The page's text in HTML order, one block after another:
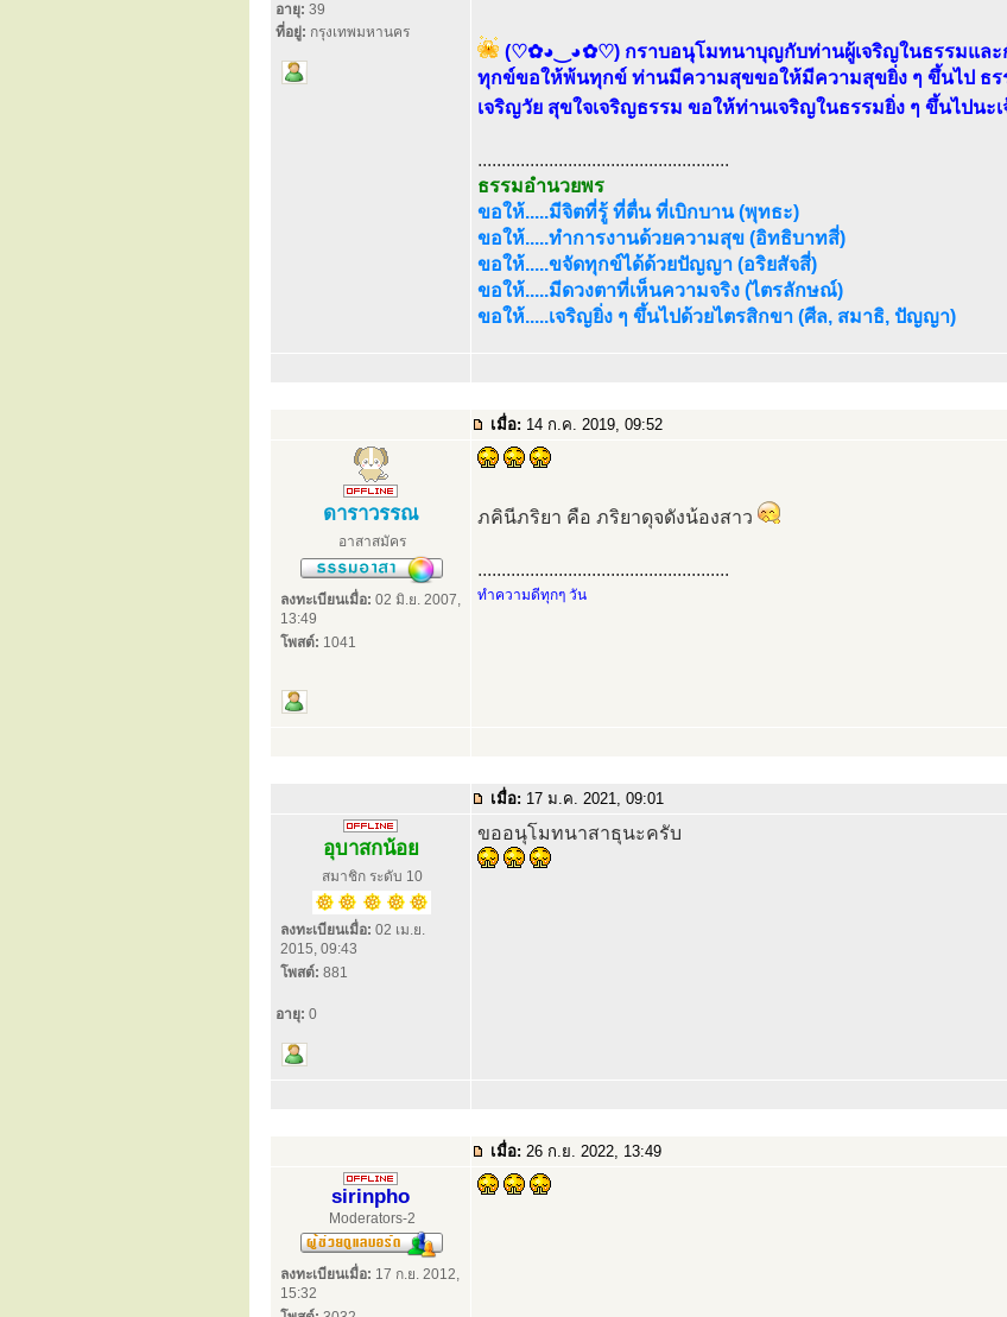
อายุ: 39
ที่อยู่: กรุงเทพมหานคร
(♡✿◕‿◕✿♡) กราบอนุโมทนาบุญกับท่านผู้เจริญในธรรมแล
ทุกข์ขอให้พ้นทุกข์ ท่านมีความสุขขอให้มีความสุขยิ่ง ๆ ขึ้นไป ธร
เจริญวัย สุขใจเจริญธรรม ขอให้ท่านเจริญในธรรมยิ่ง ๆ ขึ้นไปน
.....................................................
ธรรมอำนวยพร
ขอให้.....มีจิตที่รู้ ที่ตื่น ที่เบิกบาน (พุทธะ)
ขอให้.....ทำการงานด้วยความสุข (อิทธิบาทสี่)
ขอให้.....ขจัดทุกข์ได้ด้วยปัญญา (อริยสัจสี่)
ขอให้.....มีดวงตาที่เห็นความจริง (ไตรลักษณ์)
ขอให้.....เจริญยิ่ง ๆ ขึ้นไปด้วยไตรสิกขา (ศีล, สมาธิ, ปัญญา)
เมื่อ: 14 ก.ค. 2019, 09:52
ดาราวรรณ
อาสาสมัคร
ลงทะเบียนเมื่อ: 02 มิ.ย. 2007,
13:49
โพสต์: 1041
ภคินีภริยา คือ ภริยาดุจดังน้องสาว
.....................................................
ทำความดีทุกๆ วัน
เมื่อ: 17 ม.ค. 2021, 09:01
อุบาสกน้อย
สมาชิก ระดับ 10
ลงทะเบียนเมื่อ: 02 เม.ย.
2015, 09:43
โพสต์: 881
อายุ: 0
ขออนุโมทนาสาธุนะครับ
เมื่อ: 26 ก.ย. 2022, 13:49
sirinpho
Moderators-2
ลงทะเบียนเมื่อ: 17 ก.ย. 2012,
15:32